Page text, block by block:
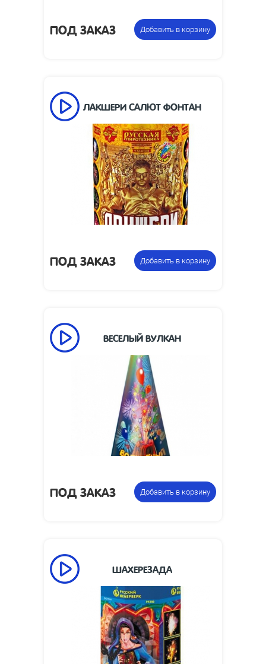
ПОД ЗАКАЗ Добавить в корзину
ЛАКШЕРИ САЛЮТ ФОНТАН
Число залпов:
12
Время работы, сек:
60
Высота взлета, м:
30
Высота пламени, м:
3
Цена указана за
фейерверк +
фонтан
ПОД ЗАКАЗ Добавить в корзину
ВЕСЕЛЫЙ ВУЛКАН
60
Высота пламени, м:
5
Размеры упаковки,
280 x 94
Цена указана за
Фонтан
пиротехнический
ПОД ЗАКАЗ Добавить в корзину
ШАХЕРЕЗАДА
Время работы, сек:
75
Высота пламени, м:
3
Цена указана за
фонтан
пиротехнический